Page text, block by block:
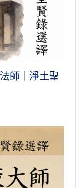
師｜淨土聖